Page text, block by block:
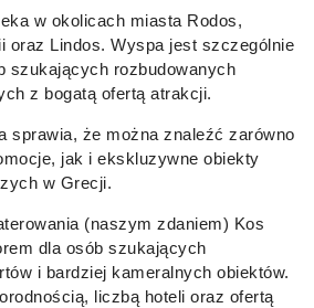
w okolicach miasta Rodos,
oraz Lindos. Wyspa jest szczególnie
szukających rozbudowanych
z bogatą ofertą atrakcji.
sprawia, że można znaleźć zarówno
jak i ekskluzywne obiekty
w Grecji.
(naszym zdaniem) Kos
dla osób szukających
i bardziej kameralnych obiektów.
liczbą hoteli oraz ofertą